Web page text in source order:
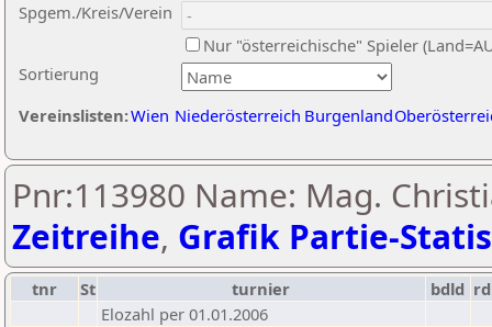
Sortierung
Spgem./Kreis/Verein
Nur "österreichische" Spieler
Vereinslisten:Wien Niederösterreich Burgenland
Pnr:113980 Name: Mag.
Zeitreihe, Grafik Partie-
tnr St turnier bdld rd
Elozahl per 01.01.2006